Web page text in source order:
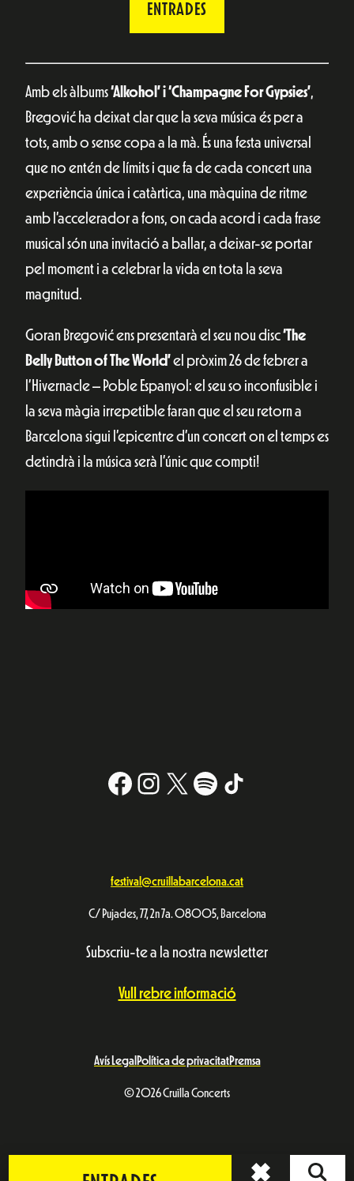
ENTRADES
Amb els àlbums‘Alkohol’ i ‘Champagne For Gypsies’,
Bregović ha deixat clar que la seva música és per a
tots, amb o sense copa a la mà. És una festa universal
que no entén de límits i que fa de cada concert una
experiència única i catàrtica, una màquina de ritme
amb l’accelerador a fons, on cada acord i cada frase
musical són una invitació a ballar, a deixar-se portar
pel moment i a celebrar la vida en tota la seva
magnitud.
Goran Bregović ens presentarà el seu nou disc‘The
Belly Button of The World’el pròxim 26 de febrer a
l’Hivernacle – Poble Espanyol: el seu so inconfusible i
la seva màgia irrepetible faran que el seu retorn a
Barcelona sigui l’epicentre d’un concert on el temps es
detindrà i la música serà l’únic que compti!
Facebook
Instagram
X # TikTok
festival@cruillabarcelona.cat
C/ Pujades, 77, 2n 7a. 08005, Barcelona
Subscriu-te a la nostra newsletter
Vull rebre informació
Avís Legal Política de privacitatPremsa
© 2026 Cruïlla Concerts